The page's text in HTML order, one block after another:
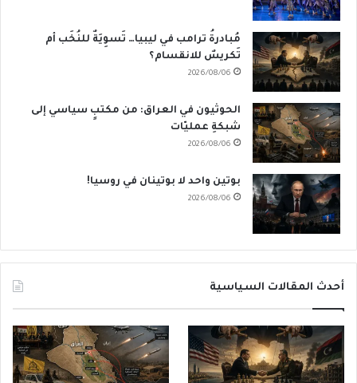
مُبادرةُ ترامب في ليبيا… تَسوِيَةٌ للنُخَب أم
تَكريسٌ للانقسام؟
2026/08/06
الحوثيون في العراق: من مكتبٍ سياسي إلى
شبكةِ عمليّات
2026/08/06
بوتين واحد لا بوتينان في روسيا!
2026/08/06
أحدث المقالات السياسية